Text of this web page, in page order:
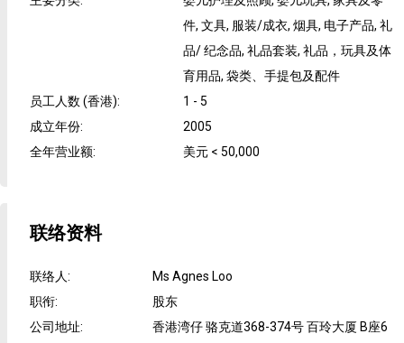
件, 文具, 服装/成衣, 烟具, 电子产品, 礼
品/ 纪念品, 礼品套装, 礼品，玩具及体
育用品, 袋类、手提包及配件
员工人数 (香港):
1 - 5
成立年份:
2005
全年营业额: 美元 < 50,000
联络资料
联络人:
Ms Agnes Loo
职衔:
股东
公司地址:
香港湾仔 骆克道368-374号 百玲大厦 B座6